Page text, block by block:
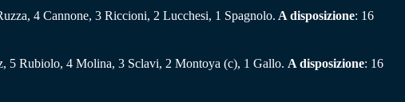
4 Cannone, 3 Riccioni, 2 Lucchesi, 1 Spagnolo. A disposizione: 16
5 Rubiolo, 4 Molina, 3 Sclavi, 2 Montoya (c), 1 Gallo. A disposizione: 16